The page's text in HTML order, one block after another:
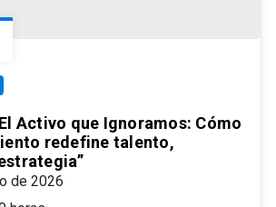
Activo que Ignoramos: Cómo
redefine talento,
de 2026